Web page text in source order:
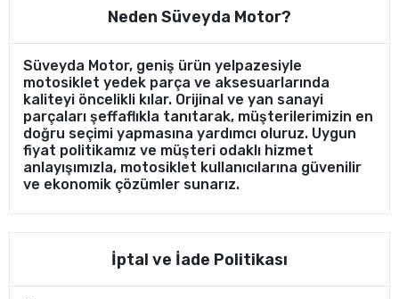
Neden Süveyda Motor?
Süveyda Motor, geniş ürün yelpazesiyle
motosiklet yedek parça ve aksesuarlarında
kaliteyi öncelikli kılar. Orijinal ve yan sanayi
parçaları şeffaflıkla tanıtarak, müşterilerimizin en
doğru seçimi yapmasına yardımcı oluruz. Uygun
fiyat politikamız ve müşteri odaklı hizmet
anlayışımızla, motosiklet kullanıcılarına güvenilir
ve ekonomik çözümler sunarız.
İptal ve İade Politikası